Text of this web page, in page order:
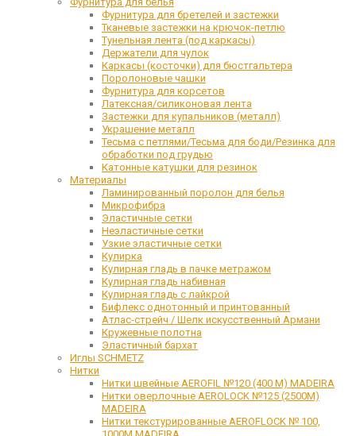
Фурнитура для бретелей и застежки
Тканевые застежки на крючок-петлю
Тунельная лента (под каркасы)
Держатели для чулок
Каркасы (косточки) для бюстгальтера
Поролоновые чашки
Фурнитура для корсетов
Латексная/силиконовая лента
Застежки для купальников (металл)
Украшение металл
Тесьма с петлями/Тесьма для боди/Резинка для
обработки под грудью
Катонные катушки для резинок
Материалы
Ламинированный поролон для белья
Микрофибра
Эластичные сетки
Неэластичные сетки
Узкие эластичные сетки
Кулирка
Кулирная гладь в пачке метражом
Кулирная гладь набивная
Кулирная гладь с лайкрой
Бифлекс однотонный и принтованный
Атлас-стрейч / Шелк искусственный Армани
Кружевные полотна
Эластичный бархат
Иглы SCHMETZ
Нитки
Нитки швейные AEROFIL №120 (400 М) MADEIRA
Нитки оверлочные AEROLOCK №125 (2500М)
MADEIRA
Нитки текстурированные AEROFLOCK № 100,
1000М MADEIRA